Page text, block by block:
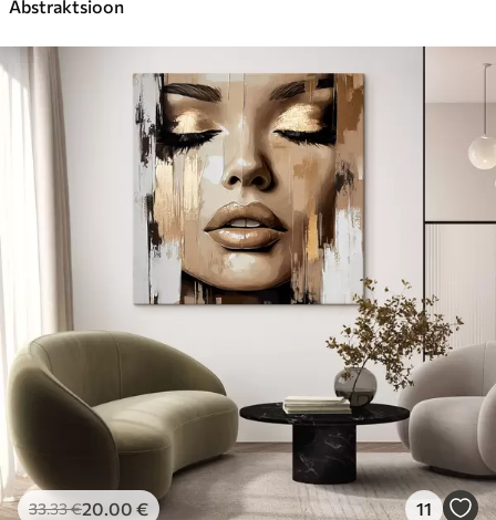
Abstraktsioon
33.33€20.00 € 11